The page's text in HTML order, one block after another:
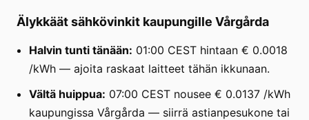
Älykkäät sähkövinkit kaupungille Vårgårda
Halvin tunti tänään: 01:00 CEST hintaan € 0.0018
/kWh — ajoita raskaat laitteet tähän ikkunaan.
Vältä huippua: 07:00 CEST nousee € 0.0137 /kWh
kaupungissa Vårgårda — siirrä astianpesukone tai